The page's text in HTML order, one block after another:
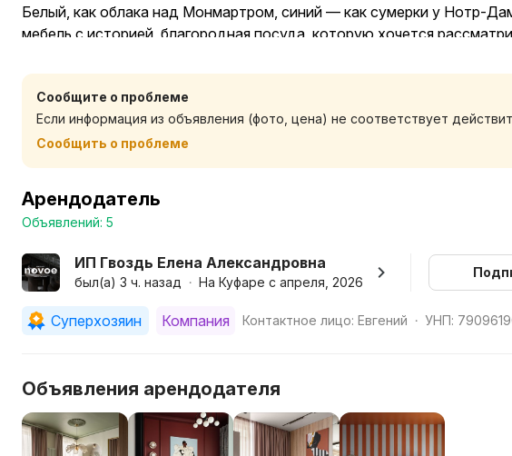
Белый, как облака над Монмартром, синий — как сумерки у Нотр-
мебель с историей, благородная посуда, которую хочется
Это не просто квартира.
Это маленькая Франция без перелёта. Здесь хочется говорить тише,
красивой чашки и чувствовать себя героем фильма, который не
паузу.
Сообщите о проблеме
Если информация из объявления (фото, цена) не соответствует
Сообщить о проблеме
Арендодатель
Объявлений: 5
ИП Гвоздь Елена Александровна
был(а) 3 ч. назад • На Куфаре с апреля, 2026
Суперхозяин Компания Контактное лицо: Евгений • УНП:
Объявления арендодателя